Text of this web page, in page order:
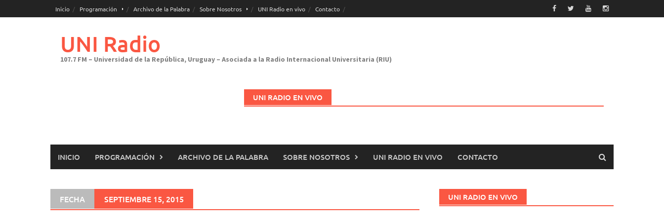
al
Inicio Programación Archivo de la Palabra Sobre Nosotros UNI Radio en vivo Contacto
UNI Radio
107.7 FM – Universidad de la República, Uruguay – Asociada a la Radio Internacional Universitaria (RIU)
UNI RADIO EN VIVO
INICIO PROGRAMACIÓN ARCHIVO DE LA PALABRA SOBRE NOSOTROS UNI RADIO EN VIVO CONTACTO
FECHA SEPTIEMBRE 15, 2015 UNI RADIO EN VIVO